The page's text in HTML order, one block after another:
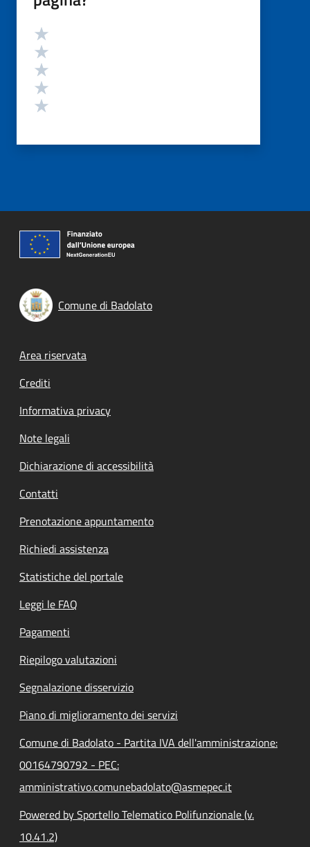
Valutazione
Comune di Badolato
Footer menu
Area riservata
Crediti
Informativa privacy
Note legali
Dichiarazione di accessibilità
Contatti
Prenotazione appuntamento
Richiedi assistenza
Statistiche del portale
Leggi le FAQ
Pagamenti
Riepilogo valutazioni
Segnalazione disservizio
Piano di miglioramento dei servizi
Comune di Badolato - Partita IVA dell'amministrazione:
00164790792 - PEC:
amministrativo.comunebadolato@asmepec.it
Powered by Sportello Telematico Polifunzionale (v.
10.41.2)